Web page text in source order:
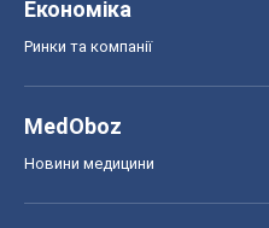
Економіка
Ринки та компанії
MedOboz
Новини медицини